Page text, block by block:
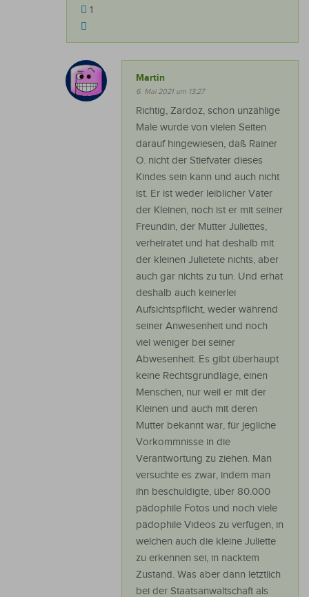
1
Martin
6. Mai 2021 um 13:27
Richtig, Zardoz, schon unzählige
Male wurde von vielen Seiten
darauf hingewiesen, daß Rainer
O. nicht der Stiefvater dieses
Kindes sein kann und auch nicht
ist. Er ist weder leiblicher Vater
der Kleinen, noch ist er mit seiner
Freundin, der Mutter Juliettes,
verheiratet und hat deshalb mit
der kleinen Julietete nichts, aber
auch gar nichts zu tun. Und erhat
deshalb auch keinerlei
Aufsichtspflicht, weder während
seiner Anwesenheit und noch
viel weniger bei seiner
Abwesenheit. Es gibt überhaupt
keine Rechtsgrundlage, einen
Menschen, nur weil er mit der
Kleinen und auch mit deren
Mutter bekannt war, für jegliche
Vorkommnisse in die
Verantwortung zu ziehen. Man
versuchte es zwar, indem man
ihn beschuldigte, über 80.000
pädophile Fotos und noch viele
pädophile Videos zu verfügen, in
welchen auch die kleine Juliette
zu erkennen sei, in nacktem
Zustand. Was aber dann letztlich
bei der Staatsanwaltschaft als